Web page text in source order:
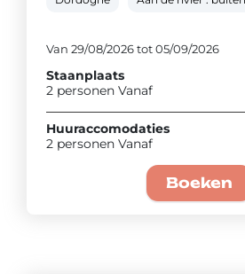
Van 29/08/2026 tot 05/09/2026
Staanplaats
2 personen Vanaf
Huuraccomodaties
2 personen Vanaf
Boeken